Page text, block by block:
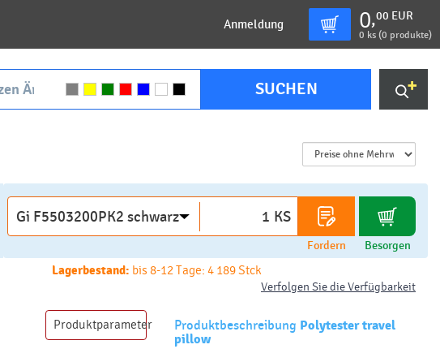
Anmeldung 0,00 EUR
0 ks (0 produkte)
SUCHEN
KS
Fordern Besorgen
Lagerbestand: bis 8-12 Tage: 4 189 Stck
Verfolgen Sie die Verfügbarkeit
Produktbeschreibung Polytester travel
pillow
Produktparameter